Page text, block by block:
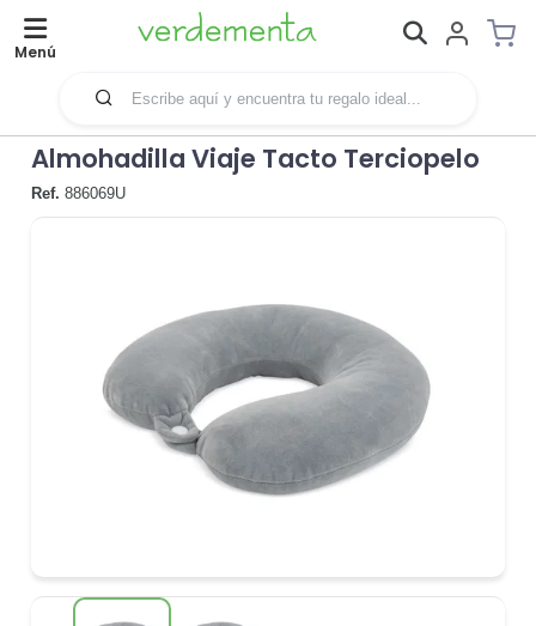
Menú
Almohadilla Viaje Tacto Terciopelo
Ref. 886069U